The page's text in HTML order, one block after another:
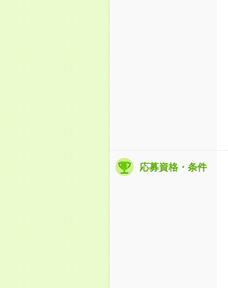
応募資格・条件